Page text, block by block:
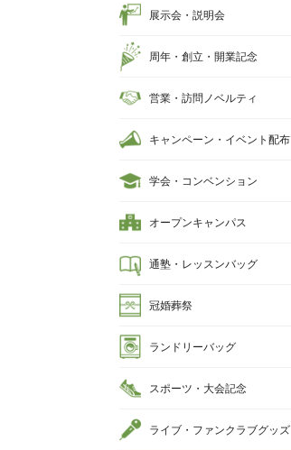
展示会・説明会
周年・創立・開業記念
営業・訪問ノベルティ
キャンペーン・イベント配布
学会・コンベンション
オープンキャンパス
通塾・レッスンバッグ
冠婚葬祭
ランドリーバッグ
スポーツ・大会記念
ライブ・ファンクラブグッズ